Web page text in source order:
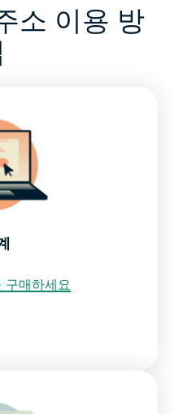
하는 이유
무료 VPN을 사용해도
아 VPN인 이유를 확인
소 이용 방
구매하세요